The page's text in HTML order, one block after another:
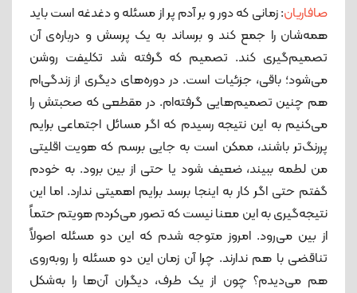
صافاریان: زمانی ‌که دور و بر آدم پر از مسئله و دغدغه است باید
همه‌شان را جمع کند و برساند به یک پرسش و درباره‌ی آن
تصمیم‌گیری کند. تصمیم که گرفته ‌شد تکلیفت روشن
می‌شود؛ باقی، جزئیات است. در دوره‌های دیگری از زندگی‌ام
هم چنین تصمیم‌هایی گرفته‌ام. در مقطعی که صحبتش را
می‌کنیم به این نتیجه رسیدم که اگر مسائل اجتماعی برایم
پررنگ‌تر باشند، ممکن است به جایی برسم که هویت اقلیتی
من لطمه ببیند، ضعیف شود یا حتی از بین برود. به خودم
گفتم حتی اگر کار به اینجا برسد برایم اهمیتی ندارد. اما این
نتیجه‌گیری به این معنا نیست که تصور می‌کردم هویتم حتماً
از بین می‌رود. امروز متوجه شدم که این دو مسئله اصولاً
تناقضی با هم ندارند. چرا آن ‌زمان این دو مسئله را روبه‌روی
هم می‌دیدم؟ چون از یک طرف، دیگران آن‌ها را به‌شکل